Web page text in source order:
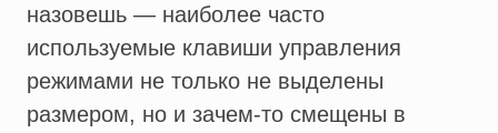
назовешь — наиболее часто
используемые клавиши управления
режимами не только не выделены
размером, но и зачем-то смещены в